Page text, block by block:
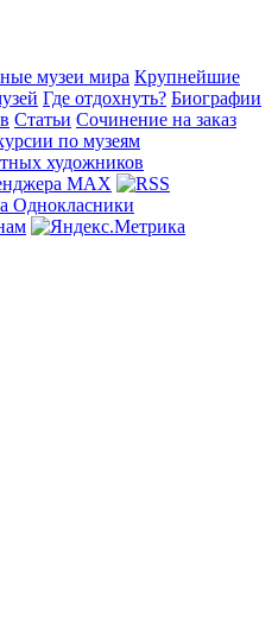
музеи мира Крупнейшие
Где отдохнуть? Биографии
Статьи Сочинение на заказ
по музеям
художников